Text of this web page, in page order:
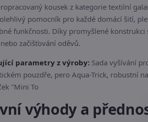
kousek z kategorie textilní
pomocník pro každé domácí šití,
funkčnosti. Díky promyšlené
začišťování oděvů.
parametry z výroby: Sada vyšívání
pouzdře, pero Aqua-Trick, robustní
"Mini To
výhody a